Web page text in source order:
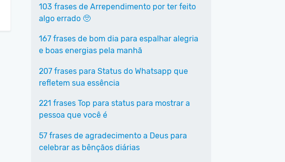
103 frases de Arrependimento por ter feito
algo errado 🥺
167 frases de bom dia para espalhar alegria
e boas energias pela manhã
207 frases para Status do Whatsapp que
refletem sua essência
221 frases Top para status para mostrar a
pessoa que você é
57 frases de agradecimento a Deus para
celebrar as bênçãos diárias